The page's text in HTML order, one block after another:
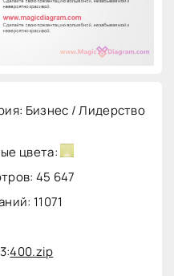
Бизнес / Лидерство
цвета:
45 647
11071
400.zip